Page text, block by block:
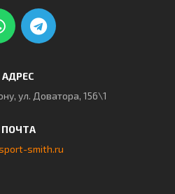
АДРЕС
ул. Доватора, 156\1
ПОЧТА
smith.ru